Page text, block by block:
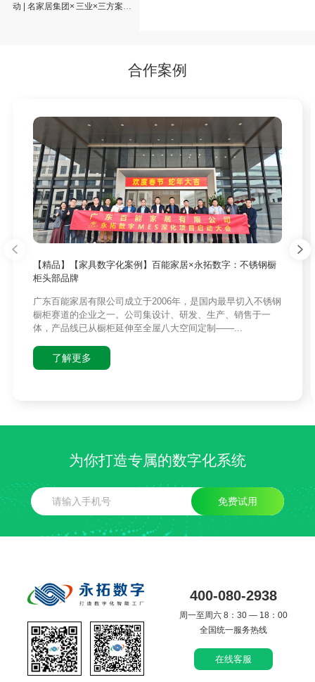
动 | 名家居集团× 三业×三方案，
合作案例
【精品】【家具数字化案例】百能家居×永拓数字：不锈钢橱
柜头部品牌
广东百能家居有限公司成立于2006年，是国内最早切入不锈钢
橱柜赛道的企业之一。公司集设计、研发、生产、销售于一
体，产品线已从橱柜延伸至全屋八大空间定制——...
了解更多
为你打造专属的数字化系统
免费试用
400-080-2938
周一至周六 8：30 — 18：00
全国统一服务热线
在线客服